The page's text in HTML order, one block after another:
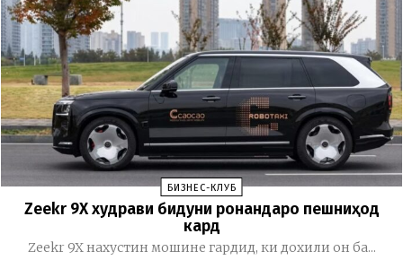
БИЗНЕС-КЛУБ
Zeekr 9X худрави бидуни ронандаро пешниҳод
кард
Zeekr 9X нахустин мошине гардид, ки дохили он ба...